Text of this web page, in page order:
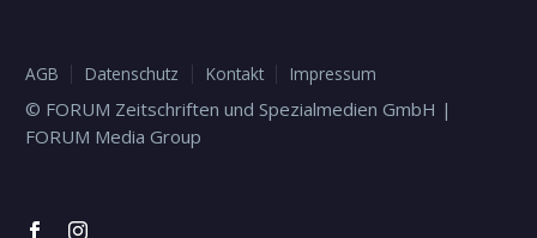
AGB Datenschutz Kontakt Impressum
© FORUM Zeitschriften und Spezialmedien GmbH |
FORUM Media Group